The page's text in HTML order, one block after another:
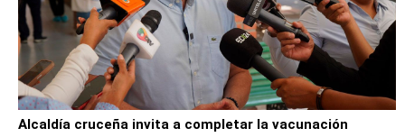
Alcaldía cruceña invita a completar la vacunación